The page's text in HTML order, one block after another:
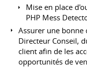
Mise en place
PHP Mess
Assurer une
Directeur Conseil,
client afin de les
opportunités de